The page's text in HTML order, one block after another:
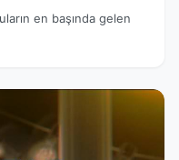
en başında gelen